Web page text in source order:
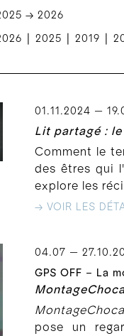
→ 2026
2025 2019
01.11.2024 —
Lit partagé :
Comment le
des êtres qui
explore les
→ VOIR LES
04.07 —
GPS OFF – La
pose un